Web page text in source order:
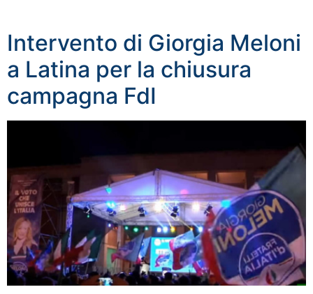
Intervento di Giorgia Meloni
a Latina per la chiusura
campagna FdI